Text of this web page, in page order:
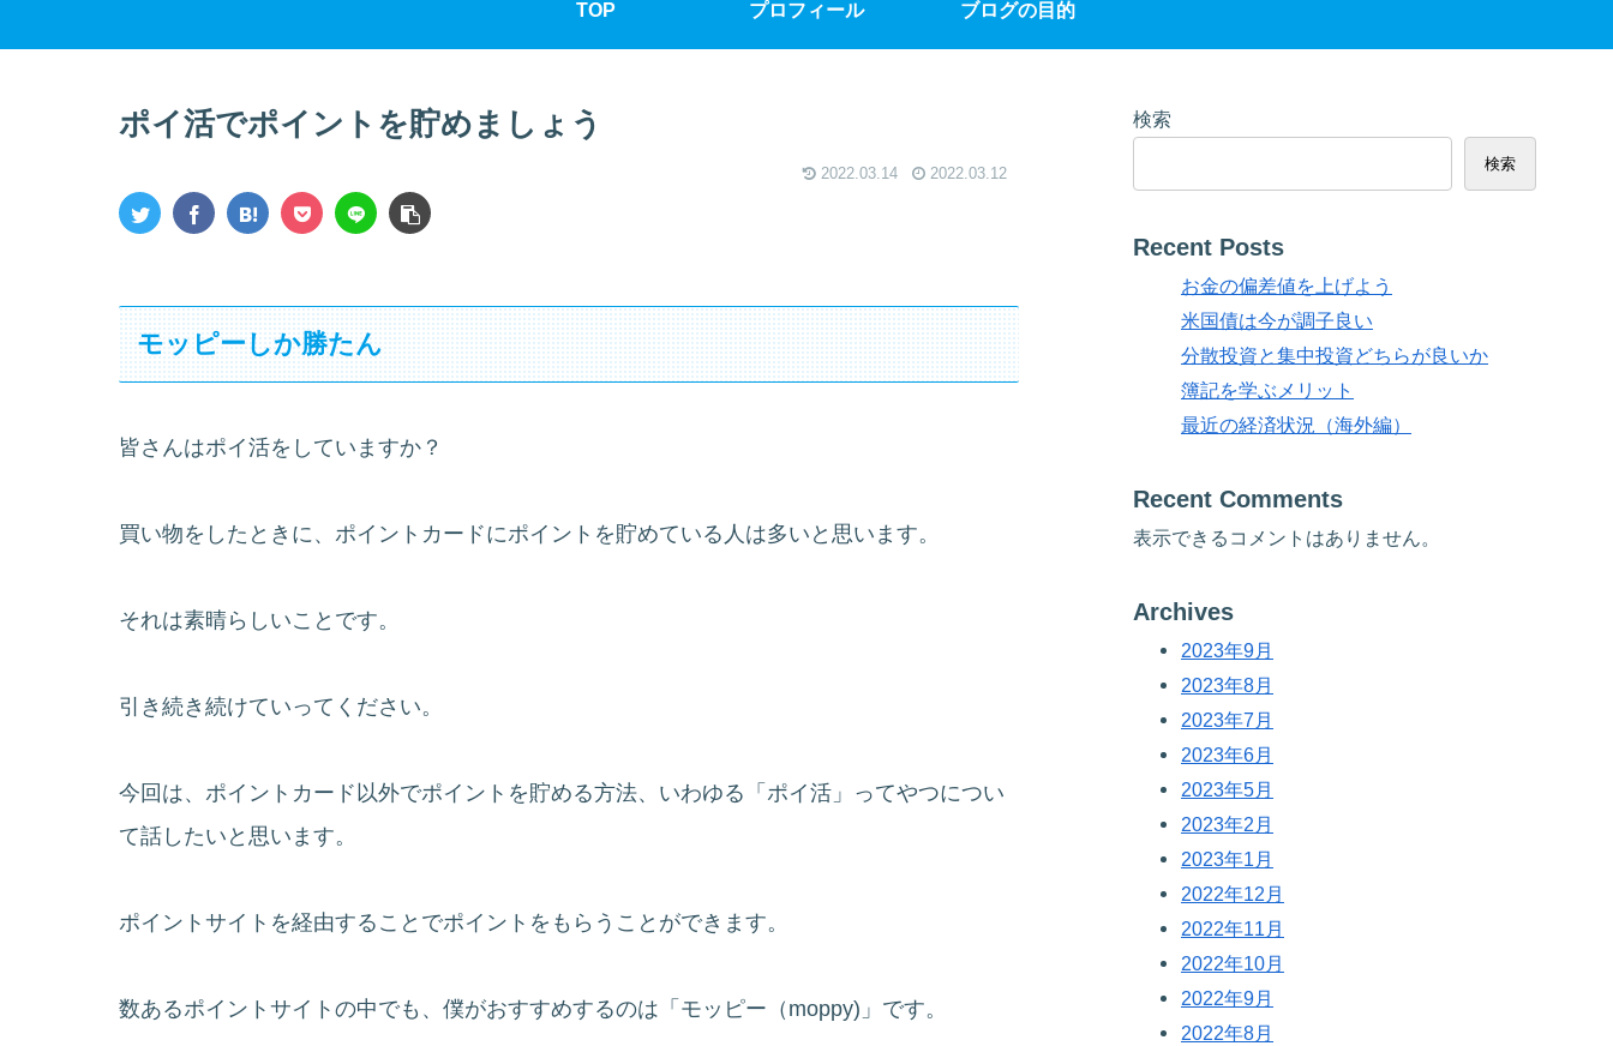
TOP プロフィール ブログの目的
ポイ活でポイントを貯めましょう
2022.03.14 2022.03.12
モッピーしか勝たん
皆さんはポイ活をしていますか？
買い物をしたときに、ポイントカードにポイントを貯めている人は多いと思います。
それは素晴らしいことです。
引き続き続けていってください。
今回は、ポイントカード以外でポイントを貯める方法、いわゆる「ポイ活」ってやつについ
て話したいと思います。
ポイントサイトを経由することでポイントをもらうことができます。
数あるポイントサイトの中でも、僕がおすすめするのは「モッピー（moppy)」です。
検索
検索
Recent Posts
お金の偏差値を上げよう
米国債は今が調子良い
分散投資と集中投資どちらが良いか
簿記を学ぶメリット
最近の経済状況（海外編）
Recent Comments
表示できるコメントはありません。
Archives
2023年9月
2023年8月
2023年7月
2023年6月
2023年5月
2023年2月
2023年1月
2022年12月
2022年11月
2022年10月
2022年9月
2022年8月